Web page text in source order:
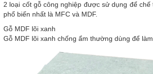
2 loại cốt gỗ công nghiệp được sử dụng để chế
phổ biến nhất là MFC và MDF.
Gỗ MDF lõi xanh
Gỗ MDF lõi xanh chống ẩm thường dùng để